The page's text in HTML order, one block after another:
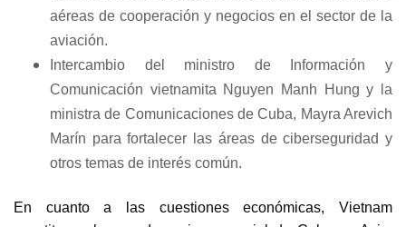
aéreas de cooperación y negocios en el sector de la
aviación.
Intercambio del ministro de Información y
Comunicación vietnamita Nguyen Manh Hung y la
ministra de Comunicaciones de Cuba, Mayra Arevich
Marín para fortalecer las áreas de ciberseguridad y
otros temas de interés común.
En cuanto a las cuestiones económicas, Vietnam